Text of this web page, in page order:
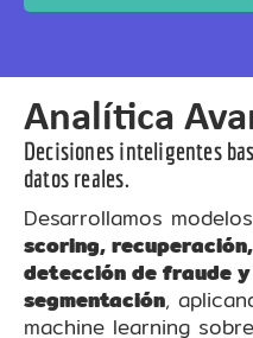
Analítica
Decisiones inteligentes
datos reales.
Desarrollamos
scoring, recuperación,
detección de fraude y
segmentación,
machine learning